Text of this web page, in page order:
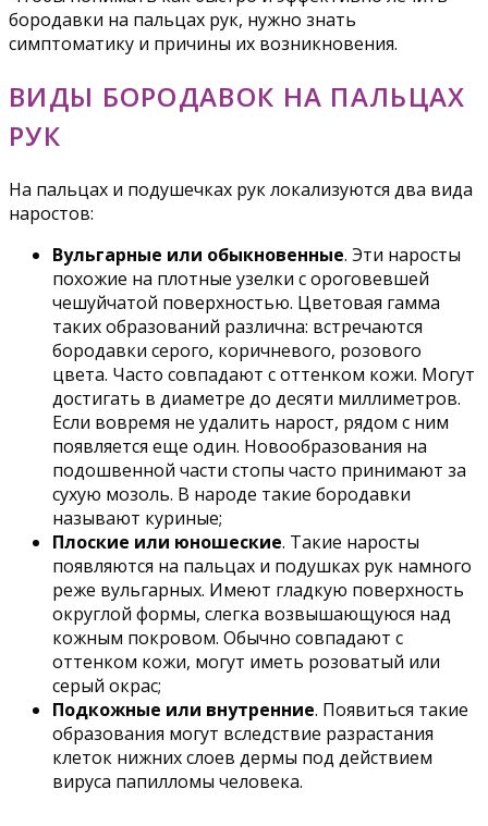
бородавки на пальцах рук, нужно знать
симптоматику и причины их возникновения.
ВИДЫ БОРОДАВОК НА ПАЛЬЦАХ
РУК
На пальцах и подушечках рук локализуются два вида
наростов:
Вульгарные или обыкновенные. Эти наросты
похожие на плотные узелки с ороговевшей
чешуйчатой поверхностью. Цветовая гамма
таких образований различна: встречаются
бородавки серого, коричневого, розового
цвета. Часто совпадают с оттенком кожи. Могут
достигать в диаметре до десяти миллиметров.
Если вовремя не удалить нарост, рядом с ним
появляется еще один. Новообразования на
подошвенной части стопы часто принимают за
сухую мозоль. В народе такие бородавки
называют куриные;
Плоские или юношеские. Такие наросты
появляются на пальцах и подушках рук намного
реже вульгарных. Имеют гладкую поверхность
округлой формы, слегка возвышающуюся над
кожным покровом. Обычно совпадают с
оттенком кожи, могут иметь розоватый или
серый окрас;
Подкожные или внутренние. Появиться такие
образования могут вследствие разрастания
клеток нижних слоев дермы под действием
вируса папилломы человека.